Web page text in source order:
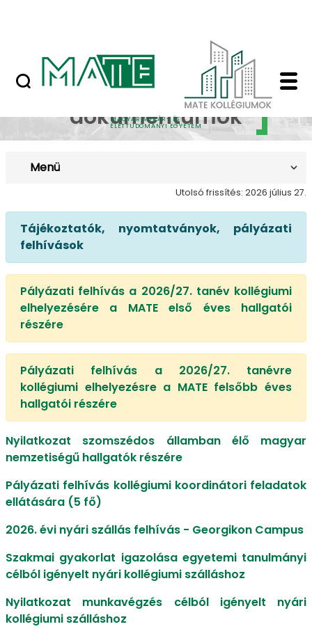
MAGYAR AGRÁR- ÉS
ÉLETTUDOMÁNYI EGYETEM
Nyilvános versenyeztetési felhívások
ElérhetőElérhető
dokumentumok
Menü
Utolsó frissítés: 2026 július 27.
Tájékoztatók, nyomtatványok, pályázati
felhívások
Pályázati felhívás a 2026/27. tanév kollégiumi
elhelyezésére a MATE első éves hallgatói
részére
Pályázati felhívás a 2026/27. tanévre
kollégiumi elhelyezésre a MATE felsőbb éves
hallgatói részére
Nyilatkozat szomszédos államban élő magyar
nemzetiségű hallgatók részére
Pályázati felhívás kollégiumi koordinátori feladatok
ellátására (5 fő)
2026. évi nyári szállás felhívás - Georgikon Campus
Szakmai gyakorlat igazolása egyetemi tanulmányi
célból igényelt nyári kollégiumi szálláshoz
Nyilatkozat munkavégzés célból igényelt nyári
kollégiumi szálláshoz